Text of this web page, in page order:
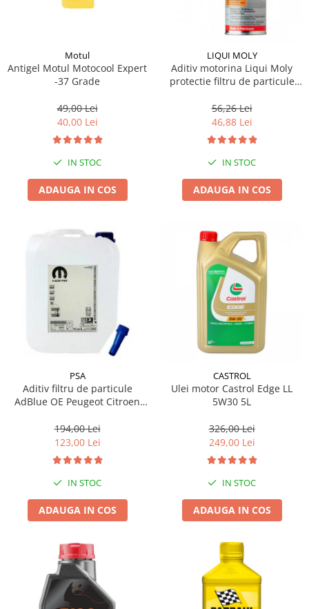
Motul
Antigel Motul Motocool Expert
-37 Grade
49,00 Lei
40,00 Lei
IN STOC
ADAUGA IN COS
LIQUI MOLY
Aditiv motorina Liqui Moly
protectie filtru de particule
56,26 Lei
46,88 Lei
IN STOC
ADAUGA IN COS
PSA
Aditiv filtru de particule
AdBlue OE Peugeot Citroen
194,00 Lei
123,00 Lei
IN STOC
ADAUGA IN COS
CASTROL
Ulei motor Castrol Edge LL
5W30 5L
326,00 Lei
249,00 Lei
IN STOC
ADAUGA IN COS